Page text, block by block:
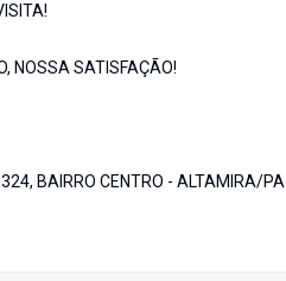
NOSSA SATISFAÇÃO!
BAIRRO CENTRO - ALTAMIRA/PA